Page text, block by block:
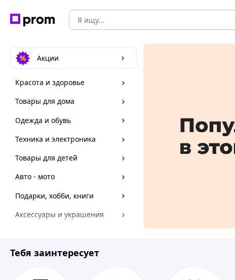
Акции
Красота и здоровье
Товары для дома
Одежда и обувь
Техника и электроника
Товары для детей
Авто - мото
Подарки, хобби, книги
Аксессуары и украшения
Спорт и отдых
Тебя заинтересует